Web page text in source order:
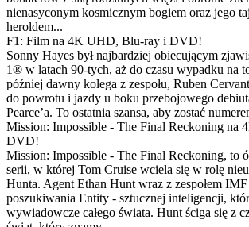
nienasyconym kosmicznym bogiem oraz jego
heroldem...
F1: Film na 4K UHD, Blu-ray i DVD!
Sonny Hayes był najbardziej obiecującym
1® w latach 90-tych, aż do czasu wypadku na
później dawny kolega z zespołu, Ruben
do powrotu i jazdy u boku przebojowego
Pearce’a. To ostatnia szansa, aby zostać
Mission: Impossible - The Final Reckoning na
DVD!
Mission: Impossible - The Final Reckoning, to
serii, w której Tom Cruise wciela się w rolę
Hunta. Agent Ethan Hunt wraz z zespołem
poszukiwania Entity - sztucznej inteligencji,
wywiadowcze całego świata. Hunt ściga się z